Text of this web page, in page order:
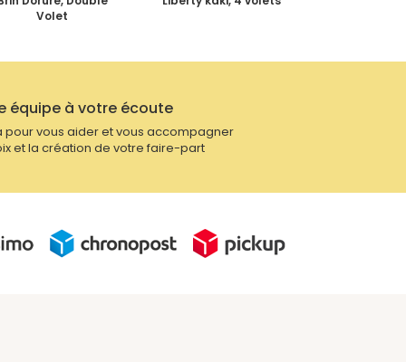
Volet
équipe à votre écoute
pour vous aider et vous accompagner
et la création de votre faire-part